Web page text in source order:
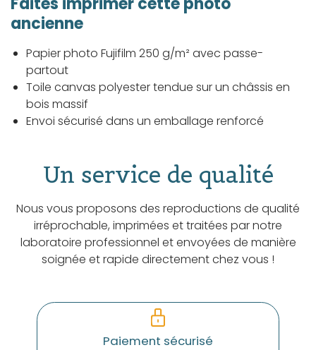
ancienne
Papier photo Fujifilm 250 g/m² avec passe-
partout
Toile canvas polyester tendue sur un châssis en
bois massif
Envoi sécurisé dans un emballage renforcé
Un service de qualité
Nous vous proposons des reproductions de qualité
irréprochable, imprimées et traitées par notre
laboratoire professionnel et envoyées de manière
soignée et rapide directement chez vous !
Paiement sécurisé